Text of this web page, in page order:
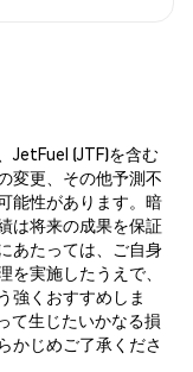
JetFuel (JTF)を含む
変更、その他予測不
能性があります。暗
は将来の成果を保証
あたっては、ご自身
実施したうえで、
強くおすすめしま
て生じたいかなる損
かじめご了承くださ